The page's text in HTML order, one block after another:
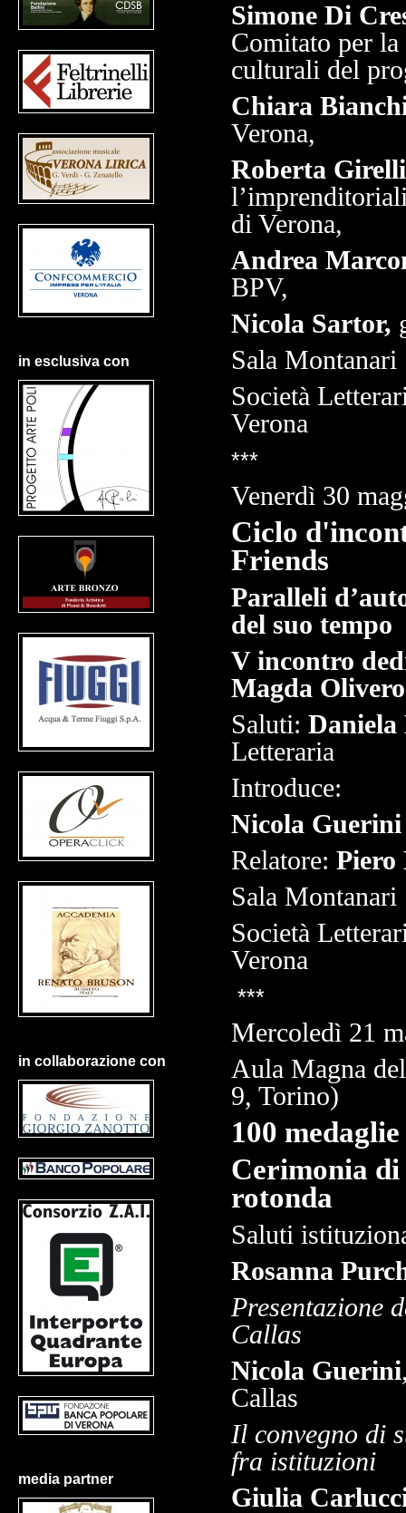
Simone Di
Comitato per
culturali del
Chiara
Verona,
Roberta
di Verona,
Andrea
BPV,
Nicola Sartor,
Sala Montanari
Società
Verona
***
Venerdì 30
Ciclo
Friends
Paralleli
del suo tempo
V incontro
Magda Olivero
Saluti:
Letteraria
Introduce:
Nicola Guerini
Relatore:
Sala Montanari
Società
Verona
***
Mercoledì 21
Aula Magna
9, Torino)
100
Cerimonia di
rotonda
Saluti
Rosanna
Presentazione
Callas
Nicola Guerini
Callas
Il convegno di
fra istituzioni
Giulia
in esclusiva con
in collaborazione con
media partner